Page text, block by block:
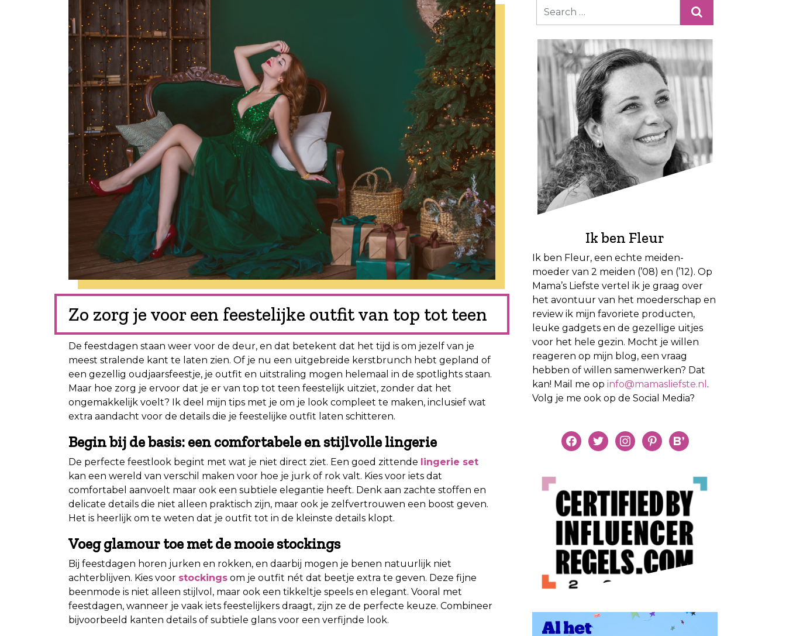
Zo zorg je voor een feestelijke outfit van top tot teen
De feestdagen staan weer voor de deur, en dat betekent dat het tijd is om jezelf van je
meest stralende kant te laten zien. Of je nu een uitgebreide kerstbrunch hebt gepland of
een gezellig oudjaarsfeestje, je outfit en uitstraling mogen helemaal in de spotlights staan.
Maar hoe zorg je ervoor dat je er van top tot teen feestelijk uitziet, zonder dat het
ongemakkelijk voelt? Ik deel mijn tips met je om je look compleet te maken, inclusief wat
extra aandacht voor de details die je feestelijke outfit laten schitteren.
Begin bij de basis: een comfortabele en stijlvolle lingerie
De perfecte feestlook begint met wat je niet direct ziet. Een goed zittende lingerie set
kan een wereld van verschil maken voor hoe je jurk of rok valt. Kies voor iets dat
comfortabel aanvoelt maar ook een subtiele elegantie heeft. Denk aan zachte stoffen en
delicate details die niet alleen praktisch zijn, maar ook je zelfvertrouwen een boost geven.
Het is heerlijk om te weten dat je outfit tot in de kleinste details klopt.
Voeg glamour toe met de mooie stockings
Bij feestdagen horen jurken en rokken, en daarbij mogen je benen natuurlijk niet
achterblijven. Kies voor stockings om je outfit nét dat beetje extra te geven. Deze fijne
beenmode is niet alleen stijlvol, maar ook een tikkeltje speels en elegant. Vooral met
feestdagen, wanneer je vaak iets feestelijkers draagt, zijn ze de perfecte keuze. Combineer
bijvoorbeeld kanten details of subtiele glans voor een verfijnde look.
Ik ben Fleur
Ik ben Fleur, een echte meiden-
moeder van 2 meiden (’08) en (’12). Op
Mama’s Liefste vertel ik je graag over
het avontuur van het moederschap en
review ik mijn favoriete producten,
leuke gadgets en de gezellige uitjes
voor het hele gezin. Mocht je willen
reageren op mijn blog, een vraag
hebben of willen samenwerken? Dat
kan! Mail me op info@mamasliefste.nl .
Volg je me ook op de Social Media?
facebooktwitterinstagrampinterestbloglovin